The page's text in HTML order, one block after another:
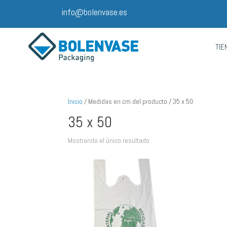
info@bolenvase.es
Inicio / Medidas en cm del producto / 35 x 50
35 x 50
Mostrando el único resultado